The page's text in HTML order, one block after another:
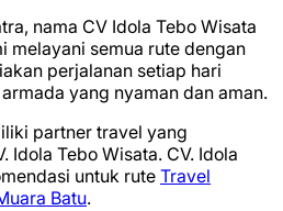
nama CV Idola Tebo Wisata
melayani semua rute dengan
perjalanan setiap hari
yang nyaman dan aman.
partner travel yang
Idola Tebo Wisata. CV. Idola
untuk rute Travel
Batu.